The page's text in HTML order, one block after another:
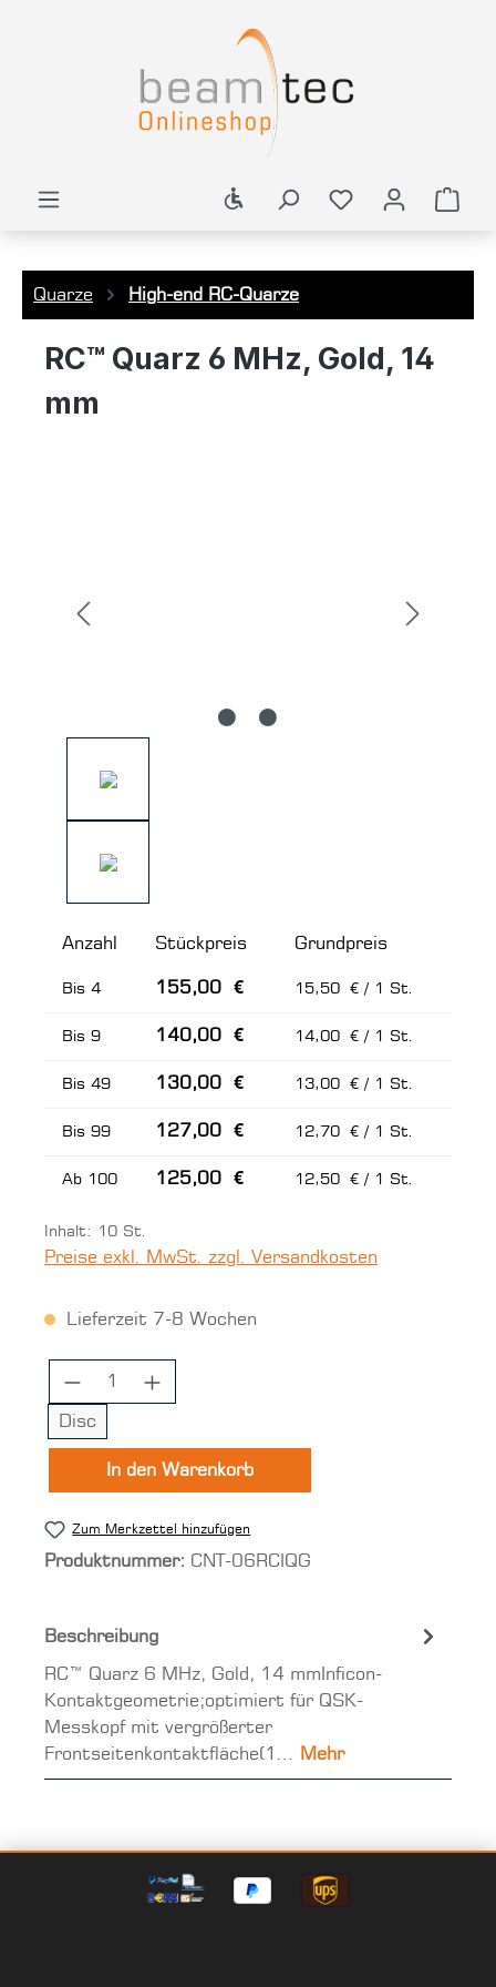
Werkzeugleiste anzeigen
Quarze High-end RC-Quarze
RC™ Quarz 6 MHz, Gold, 14
mm
Anzahl Stückpreis Grundpreis
Bis 4 155,00 € 15,50 € / 1 St.
Bis 9 140,00 € 14,00 € / 1 St.
Bis 49 130,00 € 13,00 € / 1 St.
Bis 99 127,00 € 12,70 € / 1 St.
Ab 100 125,00 € 12,50 € / 1 St.
Inhalt: 10 St.
Preise exkl. MwSt. zzgl. Versandkosten
Lieferzeit 7-8 Wochen
Produkt Anzahl: Gib den
Disc
In den Warenkorb
Zum Merkzettel hinzufügen
Produktnummer: CNT-06RCIQG
Beschreibung
RC™ Quarz 6 MHz, Gold, 14 mmInficon-
Kontaktgeometrie;optimiert für QSK-
Messkopf mit vergrößerter
Frontseitenkontaktfläche(1…
Mehr